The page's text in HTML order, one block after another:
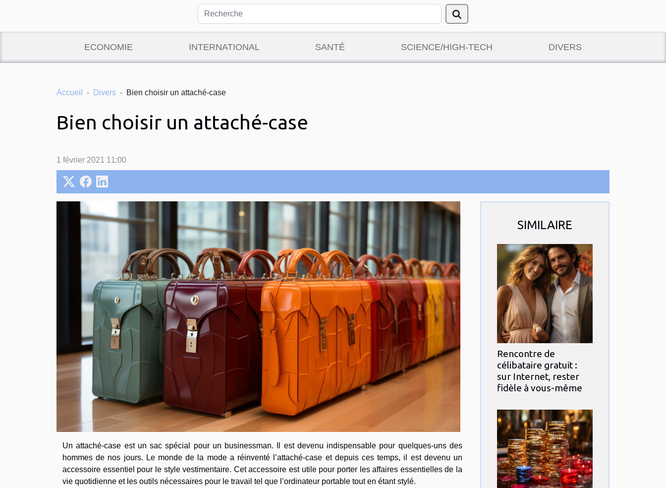
ECONOMIE INTERNATIONAL SANTÉ SCIENCE/HIGH-TECH DIVERS
Accueil Divers Bien choisir un attaché-case
Bien choisir un attaché-case
1 février 2021 11:00
Un attaché-case est un sac spécial pour un businessman. Il est devenu indispensable pour quelques-uns des
hommes de nos jours. Le monde de la mode a réinventé l’attaché-case et depuis ces temps, il est devenu un
accessoire essentiel pour le style vestimentaire. Cet accessoire est utile pour porter les affaires essentielles de la
vie quotidienne et les outils nécessaires pour le travail tel que l’ordinateur portable tout en étant stylé.
SIMILAIRE
Rencontre de
célibataire gratuit :
sur Internet, rester
fidèle à vous-même